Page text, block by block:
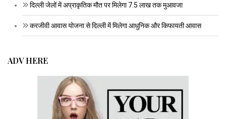
दिल्ली जेलों में अप्राकृतिक मौत पर मिलेगा 7.5 लाख तक मुआवजा
करजीवी आवास योजना से दिल्ली में मिलेगा आधुनिक और किफायती आवास
ADV HERE